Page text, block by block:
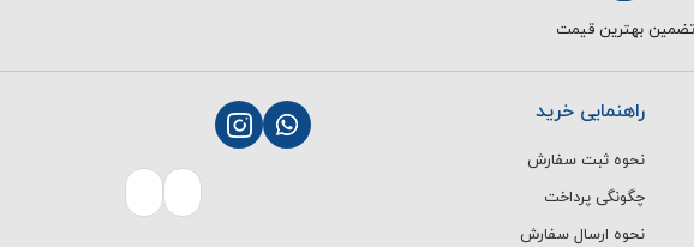
تضمین بهترین قیمت
راهنمایی خرید
نحوه ثبت سفارش
چگونگی پرداخت
نحوه ارسال سفارش